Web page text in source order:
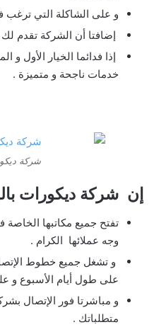
و على الشاكلة التي ترغب
إضافتا أن الشركة تقدم
إذا فدائما الخيار الأول
خدمات ناجحة و متميزة .
شركة
إن شركة ديكورات
تفتح جميع مكاتبها الخاصة
وجه عملائها الكرام .
و تشغل جميع خطوط
على طول أيام الأسبوع و
و مباشرتا فور الإتصال
متطلباتك .